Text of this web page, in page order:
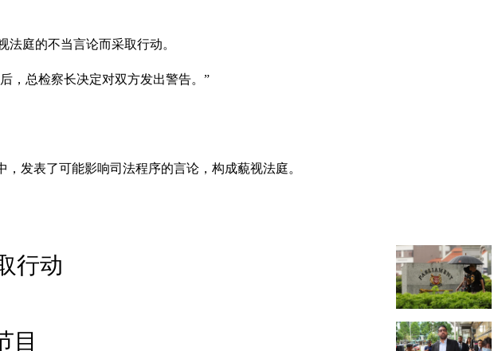
庭的不当言论而采取行动。
，总检察长决定对双方发出警告。”
，发表了可能影响司法程序的言论，构成藐视法庭。
行动
目